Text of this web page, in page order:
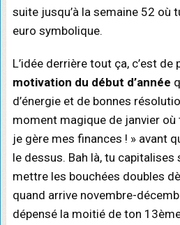
suite jusqu’à la semaine 52 où
euro symbolique.
L’idée derrière tout ça, c’est
motivation du début d’année
d’énergie et de bonnes
moment magique de janvier où
je gère mes finances ! » avant
le dessus. Bah là, tu capitalises
mettre les bouchées doubles
quand arrive novembre-
dépensé la moitié de ton